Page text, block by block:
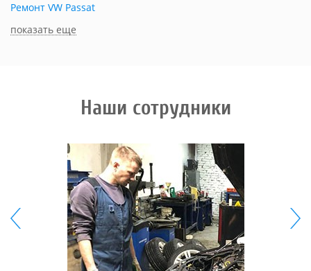
Ремонт VW Passat
показать еще
Наши сотрудники